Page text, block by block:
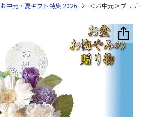
お中元・夏ギフト特集 2026 ＜お中元＞プリ